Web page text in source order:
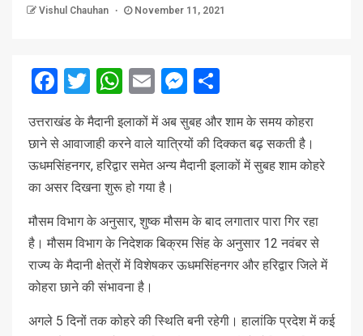
Vishul Chauhan November 11, 2021
Facebook
Twitter
WhatsApp
EmailMessenger
उत्तराखंड के मैदानी इलाकों में अब सुबह और शाम के समय कोहरा
छाने से आवाजाही करने वाले यात्रियों की दिक्कत बढ़ सकती है।
ऊधमसिंहनगर, हरिद्वार समेत अन्य मैदानी इलाकों में सुबह शाम कोहरे
का असर दिखना शुरू हो गया है।
मौसम विभाग के अनुसार, शुष्क मौसम के बाद लगातार पारा गिर रहा
है। मौसम विभाग के निदेशक बिक्रम सिंह के अनुसार 12 नवंबर से
राज्य के मैदानी क्षेत्रों में विशेषकर ऊधमसिंहनगर और हरिद्वार जिले में
कोहरा छाने की संभावना है।
अगले 5 दिनों तक कोहरे की स्थिति बनी रहेगी। हालांकि प्रदेश में कई